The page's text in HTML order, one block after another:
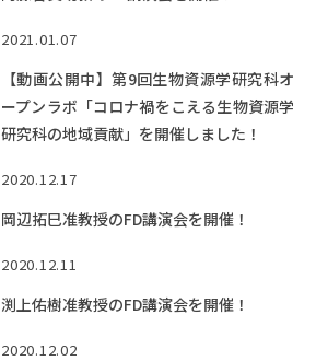
2021.01.07
【動画公開中】第9回生物資源学研究科オ
ープンラボ「コロナ禍をこえる生物資源学
研究科の地域貢献」を開催しました！
2020.12.17
岡辺拓巳准教授のFD講演会を開催！
2020.12.11
渕上佑樹准教授のFD講演会を開催！
2020.12.02